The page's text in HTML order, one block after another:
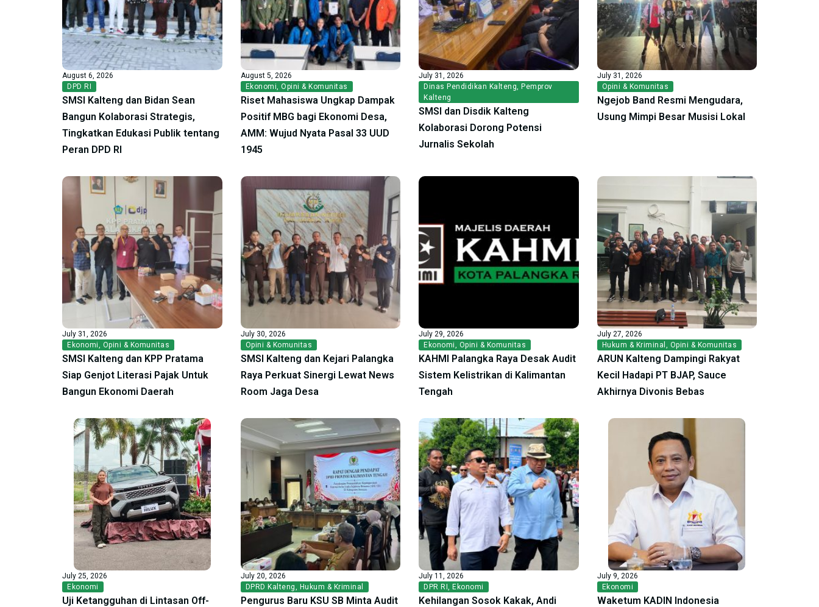
August 6, 2026
DPD RI
SMSI Kalteng dan Bidan Sean
Bangun Kolaborasi Strategis,
Tingkatkan Edukasi Publik tentang
Peran DPD RI
August 5, 2026
Ekonomi Opini & Komunitas
Riset Mahasiswa Ungkap Dampak
Positif MBG bagi Ekonomi Desa,
AMM: Wujud Nyata Pasal 33 UUD
1945
July 31, 2026
Dinas Pendidikan Kalteng Pemprov
Kalteng
SMSI dan Disdik Kalteng
Kolaborasi Dorong Potensi
Jurnalis Sekolah
July 31, 2026
Opini & Komunitas
Ngejob Band Resmi Mengudara,
Usung Mimpi Besar Musisi Lokal
July 31, 2026
Ekonomi
Opini & Komunitas
SMSI Kalteng dan KPP Pratama
Siap Genjot Literasi Pajak Untuk
Bangun Ekonomi Daerah
July 30, 2026
Opini & Komunitas
SMSI Kalteng dan Kejari Palangka
Raya Perkuat Sinergi Lewat News
Room Jaga Desa
July 29, 2026
Ekonomi
Opini & Komunitas
KAHMI Palangka Raya Desak Audit
Sistem Kelistrikan di Kalimantan
Tengah
July 27, 2026
Hukum & Kriminal
Opini & Komunitas
ARUN Kalteng Dampingi Rakyat
Kecil Hadapi PT BJAP, Sauce
Akhirnya Divonis Bebas
July 25, 2026
Ekonomi
Uji Ketangguhan di Lintasan Off-
July 20, 2026
DPRD Kalteng
Hukum & Kriminal
Pengurus Baru KSU SB Minta Audit
July 11, 2026
DPR RI Ekonomi
Kehilangan Sosok Kakak, Andi
July 9, 2026
Ekonomi
Waketum KADIN Indonesia